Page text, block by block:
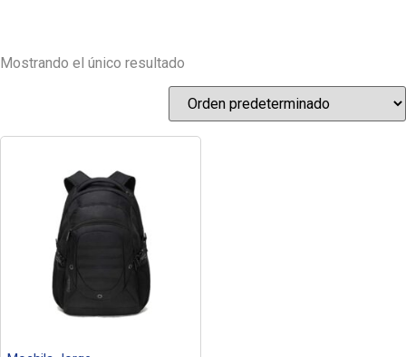
Mostrando el único resultado